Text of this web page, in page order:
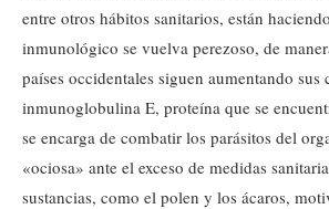
entre otros hábitos sanitarios, están
inmunológico se vuelva perezoso, de
países occidentales siguen aumentando sus
inmunoglobulina E, proteína que se
se encarga de combatir los parásitos del
«ociosa» ante el exceso de medidas
sustancias, como el polen y los ácaros,